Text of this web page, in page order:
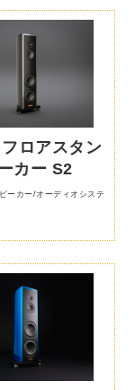
ロアスタン
カー S2
ーカー/オーディオシステ